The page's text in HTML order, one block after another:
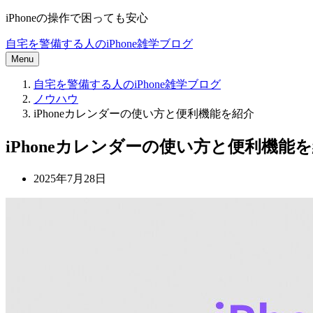
iPhoneの操作で困っても安心
自宅を警備する人のiPhone雑学ブログ
Menu
自宅を警備する人のiPhone雑学ブログ
ノウハウ
iPhoneカレンダーの使い方と便利機能を紹介
iPhoneカレンダーの使い方と便利機能
2025年7月28日